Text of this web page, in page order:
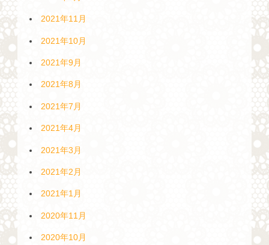
2021年11月
2021年10月
2021年9月
2021年8月
2021年7月
2021年4月
2021年3月
2021年2月
2021年1月
2020年11月
2020年10月